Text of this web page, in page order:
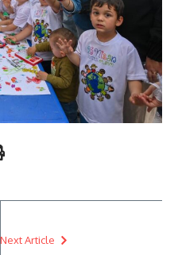
Next Article